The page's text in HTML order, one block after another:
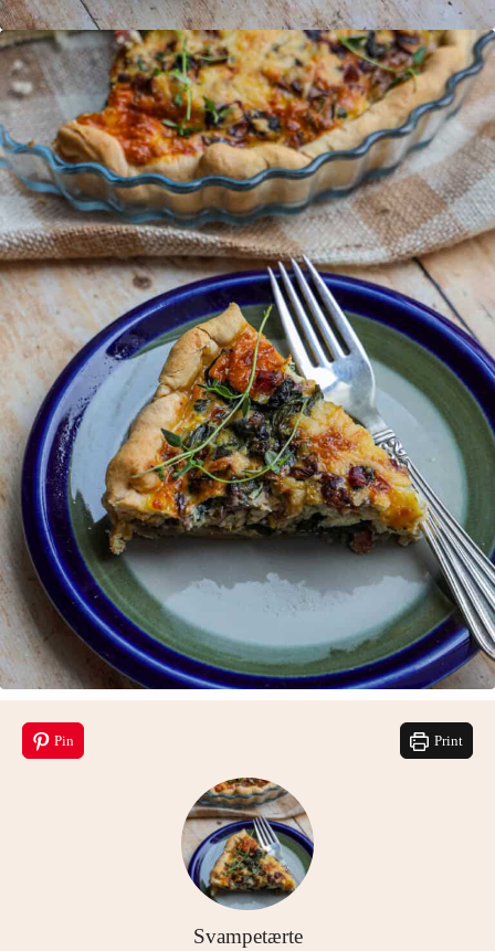
Pin Print
Svampetærte